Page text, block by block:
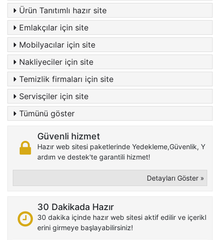
Ürün Tanıtımlı hazır site
Emlakçılar için site
Mobilyacılar için site
Nakliyeciler için site
Temizlik firmaları için site
Servisçiler için site
Tümünü göster
Güvenli hizmet
Hazır web sitesi paketlerinde Yedekleme,Güvenlik, Y
ardım ve destek'te garantili hizmet!
Detayları Göster »
30 Dakikada Hazır
30 dakika içinde hazır web sitesi aktif edilir ve içerikl
erini girmeye başlayabilirsiniz!